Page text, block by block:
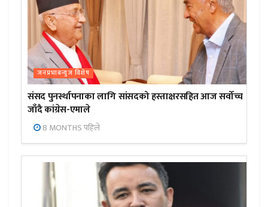
जनप्रभाबन्युज विशेष
संसद पुनर्स्थापनाका लागि सांसदको हस्ताक्षरसहित आज सर्वोच्च
जाँदै कांग्रेस-एमाले
8 MONTHS पहिले